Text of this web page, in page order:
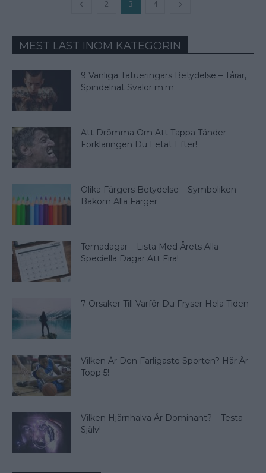
2 3 4
MEST LÄST INOM KATEGORIN
9 Vanliga Tatueringars Betydelse – Tårar,
Spindelnät Svalor m.m.
Att Drömma Om Att Tappa Tänder –
Förklaringen Du Letat Efter!
Olika Färgers Betydelse – Symboliken
Bakom Alla Färger
Temadagar – Lista Med Årets Alla
Speciella Dagar Att Fira!
7 Orsaker Till Varför Du Fryser Hela Tiden
Vilken Är Den Farligaste Sporten? Här Är
Topp 5!
Vilken Hjärnhalva Är Dominant? – Testa
Själv!